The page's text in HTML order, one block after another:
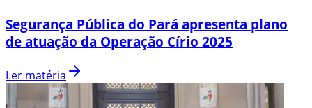
Segurança Pública do Pará apresenta plano
de atuação da Operação Círio 2025
Ler matéria